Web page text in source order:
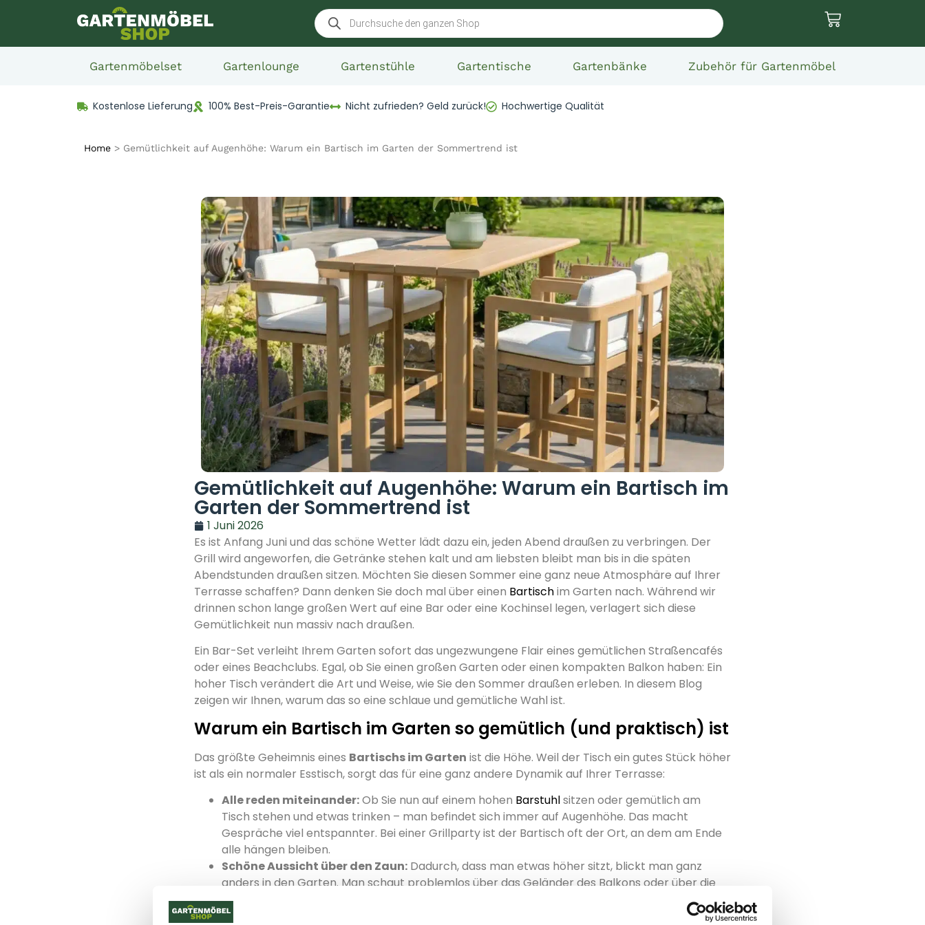
Gartenmöbelset Gartenlounge Gartenstühle Gartentische Gartenbänke Zubehör für Gartenmöbel
Kostenlose Lieferung 100% Best-Preis-Garantie Nicht zufrieden? Geld zurück! Hochwertige Qualität
Home > Gemütlichkeit auf Augenhöhe: Warum ein Bartisch im Garten der Sommertrend ist
Gemütlichkeit auf Augenhöhe: Warum ein Bartisch im
Garten der Sommertrend ist
1 Juni 2026
Es ist Anfang Juni und das schöne Wetter lädt dazu ein, jeden Abend draußen zu verbringen. Der
Grill wird angeworfen, die Getränke stehen kalt und am liebsten bleibt man bis in die späten
Abendstunden draußen sitzen. Möchten Sie diesen Sommer eine ganz neue Atmosphäre auf Ihrer
Terrasse schaffen? Dann denken Sie doch mal über einen Bartischim Garten nach. Während wir
drinnen schon lange großen Wert auf eine Bar oder eine Kochinsel legen, verlagert sich diese
Gemütlichkeit nun massiv nach draußen.
Ein Bar-Set verleiht Ihrem Garten sofort das ungezwungene Flair eines gemütlichen Straßencafés
oder eines Beachclubs. Egal, ob Sie einen großen Garten oder einen kompakten Balkon haben: Ein
hoher Tisch verändert die Art und Weise, wie Sie den Sommer draußen erleben. In diesem Blog
zeigen wir Ihnen, warum das so eine schlaue und gemütliche Wahl ist.
Warum ein Bartisch im Garten so gemütlich (und praktisch) ist
Das größte Geheimnis eines Bartischs im Garten ist die Höhe. Weil der Tisch ein gutes Stück höher
ist als ein normaler Esstisch, sorgt das für eine ganz andere Dynamik auf Ihrer Terrasse:
Alle reden miteinander:Ob Sie nun auf einem hohen Barstuhlsitzen oder gemütlich am
Tisch stehen und etwas trinken – man befindet sich immer auf Augenhöhe. Das macht
Gespräche viel entspannter. Bei einer Grillparty ist der Bartisch oft der Ort, an dem am Ende
alle hängen bleiben.
Schöne Aussicht über den Zaun: Dadurch, dass man etwas höher sitzt, blickt man ganz
anders in den Garten. Man schaut problemlos über das Geländer des Balkons oder über die
niedrigeren Pflanzen in den Beeten hinweg. Das gibt ein wunderbar freies Gefühl.
Ideal für den schnellen Moment:
Kommen Sie gerade aus der Arbeit und wollen einfach kurz